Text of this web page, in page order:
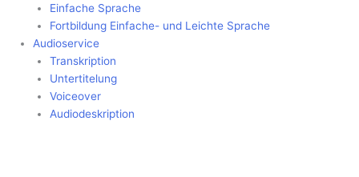
Einfache Sprache
Fortbildung Einfache- und Leichte Sprache
Audioservice
Transkription
Untertitelung
Voiceover
Audiodeskription